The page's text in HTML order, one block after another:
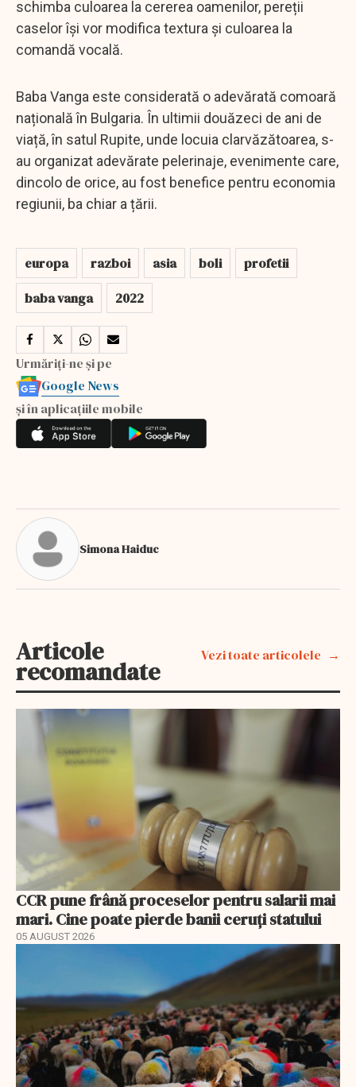
schimba culoarea la cererea oamenilor, pereții
caselor își vor modifica textura și culoarea la
comandă vocală.
Baba Vanga este considerată o adevărată comoară
națională în Bulgaria. În ultimii douăzeci de ani de
viață, în satul Rupite, unde locuia clarvăzătoarea, s-
au organizat adevărate pelerinaje, evenimente care,
dincolo de orice, au fost benefice pentru economia
regiunii, ba chiar a țării.
europa razboi asia boli
profetii
baba vanga
2022
Urmăriți-ne și pe
Google News
și în aplicațiile mobile
Simona Haiduc
Articole
recomandate
Vezi toate articolele
CCR pune frână proceselor pentru salarii mai
mari. Cine poate pierde banii ceruți statului
05 AUGUST 2026